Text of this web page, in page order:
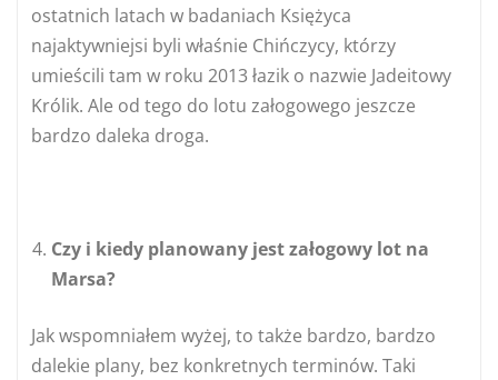
ostatnich latach w badaniach Księżyca
najaktywniejsi byli właśnie Chińczycy, którzy
umieścili tam w roku 2013 łazik o nazwie Jadeitowy
Królik. Ale od tego do lotu załogowego jeszcze
bardzo daleka droga.
Czy i kiedy planowany jest załogowy lot na
Marsa?
Jak wspomniałem wyżej, to także bardzo, bardzo
dalekie plany, bez konkretnych terminów. Taki